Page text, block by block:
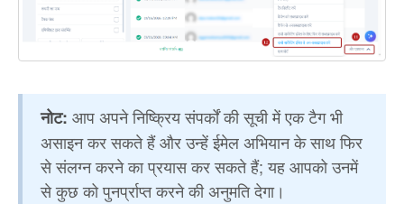
नोट: आप अपने निष्क्रिय संपर्कों की सूची में एक टैग भी
असाइन कर सकते हैं और उन्हें ईमेल अभियान के साथ फिर
से संलग्न करने का प्रयास कर सकते हैं; यह आपको उनमें
से कुछ को पुनर्प्राप्त करने की अनुमति देगा।